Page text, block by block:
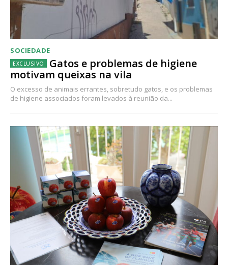
SOCIEDADE
Gatos e problemas de higiene
motivam queixas na vila
O excesso de animais errantes, sobretudo gatos, e os problemas
de higiene associados foram levados à reunião da...